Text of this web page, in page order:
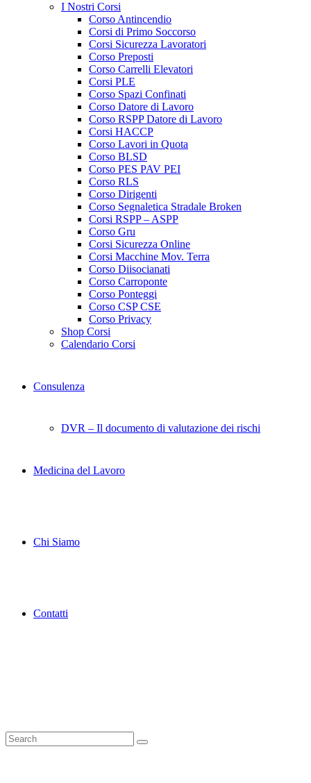
I Nostri Corsi
Corso Antincendio
Corsi di Primo Soccorso
Corsi Sicurezza Lavoratori
Corso Preposti
Corso Carrelli Elevatori
Corsi PLE
Corso Spazi Confinati
Corso Datore di Lavoro
Corso RSPP Datore di Lavoro
Corsi HACCP
Corso Lavori in Quota
Corso BLSD
Corso PES PAV PEI
Corso RLS
Corso Dirigenti
Corso Segnaletica Stradale Broken
Corsi RSPP – ASPP
Corso Gru
Corsi Sicurezza Online
Corsi Macchine Mov. Terra
Corso Diisocianati
Corso Carroponte
Corso Ponteggi
Corso CSP CSE
Corso Privacy
Shop Corsi
Calendario Corsi
Consulenza
DVR – Il documento di valutazione dei rischi
Medicina del Lavoro
Chi Siamo
Contatti